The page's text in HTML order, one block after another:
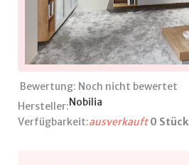
Bewertung: Noch nicht bewertet
Hersteller:Nobilia
Verfügbarkeit:ausverkauft 0 Stück